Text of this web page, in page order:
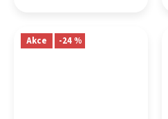
Akce -24 %